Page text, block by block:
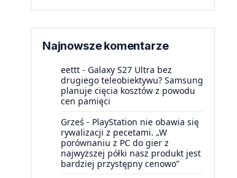
Najnowsze komentarze
eettt - Galaxy S27 Ultra bez
drugiego teleobiektywu? Samsung
planuje cięcia kosztów z powodu
cen pamięci
Grześ - PlayStation nie obawia się
rywalizacji z pecetami. „W
porównaniu z PC do gier z
najwyższej półki nasz produkt jest
bardziej przystępny cenowo”